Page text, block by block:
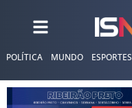
POLÍTICA MUNDO ESPORTES